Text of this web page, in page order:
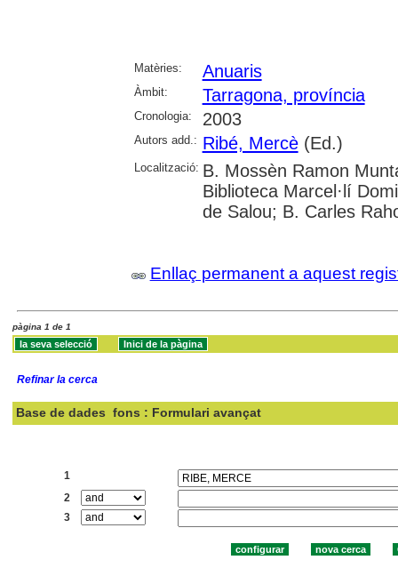
Matèries: Anuaris
Àmbit: Tarragona, província
Cronologia: 2003
Autors add.: Ribé, Mercè(Ed.)
Localització: B. Mossèn Ramon
Biblioteca Marcel·lí
de Salou; B. Carles
Enllaç permanent a aquest
pàgina 1 de 1
Refinar la cerca
Base de dades fons : Formulari avançat
1
2
3